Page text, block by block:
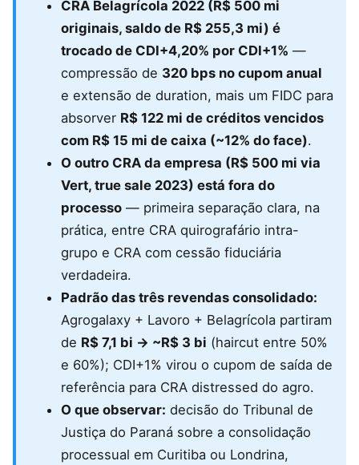
CRA Belagrícola 2022 (R$ 500 mi
originais, saldo de R$ 255,3 mi) é
trocado de CDI+4,20% por CDI+1% —
compressão de 320 bps no cupom anual
e extensão de duration, mais um FIDC para
absorver R$ 122 mi de créditos vencidos
com R$ 15 mi de caixa (~12% do face).
O outro CRA da empresa (R$ 500 mi via
Vert, true sale 2023) está fora do
processo — primeira separação clara, na
prática, entre CRA quirografário intra-
grupo e CRA com cessão fiduciária
verdadeira.
Padrão das três revendas consolidado:
Agrogalaxy + Lavoro + Belagrícola partiram
de R$ 7,1 bi → ~R$ 3 bi (haircut entre 50%
e 60%); CDI+1% virou o cupom de saída de
referência para CRA distressed do agro.
O que observar: decisão do Tribunal de
Justiça do Paraná sobre a consolidação
processual em Curitiba ou Londrina,